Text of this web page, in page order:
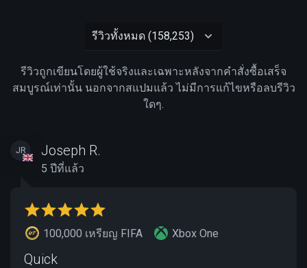
รีวิวถูกเขียนโดยผู้ใช้จริงและเฉพาะหลังจากคำสั่งซื้อเสร็จ
สมบูรณ์เท่านั้น นอกจากสแปมแล้ว ไม่มีการแก้ไขหรือลบรีวิว
ใดๆ.
JR Joseph R.
5 ปีที่แล้ว
100,000 เหรียญ FIFA Xbox One
Quick